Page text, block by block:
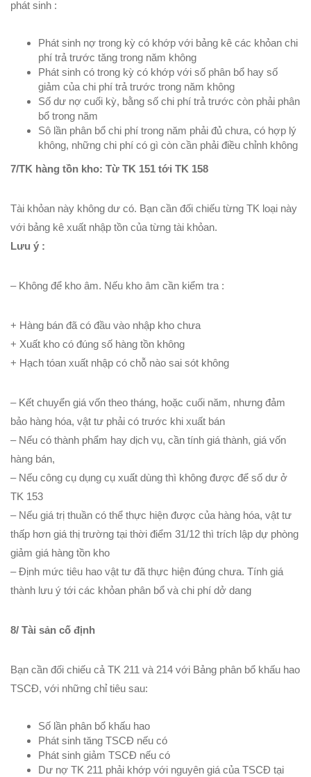
phát sinh :
Phát sinh nợ trong kỳ có khớp với bảng kê các khỏan chi
phí trả trước tăng trong năm không
Phát sinh có trong kỳ có khớp với số phân bổ hay số
giảm của chi phí trả trước trong năm không
Số dư nợ cuối kỳ, bằng số chi phí trả trước còn phải phân
bổ trong năm
Sô lần phân bổ chi phí trong năm phải đủ chưa, có hợp lý
không, những chi phí có gì còn cần phải điều chỉnh không
7/TK hàng tồn kho: Từ TK 151 tới TK 158
Tài khỏan này không dư có. Bạn cần đối chiếu từng TK loại này
với bảng kê xuất nhập tồn của từng tài khỏan.
Lưu ý :
– Không để kho âm. Nếu kho âm cần kiểm tra :
+ Hàng bán đã có đầu vào nhập kho chưa
+ Xuất kho có đúng số hàng tồn không
+ Hạch tóan xuất nhập có chỗ nào sai sót không
– Kết chuyển giá vốn theo tháng, hoặc cuối năm, nhưng đảm
bảo hàng hóa, vật tư phải có trước khi xuất bán
– Nếu có thành phẩm hay dịch vụ, cần tính giá thành, giá vốn
hàng bán,
– Nếu công cụ dụng cụ xuất dùng thì không được để số dư ở
TK 153
– Nếu giá trị thuần có thể thực hiện được của hàng hóa, vật tư
thấp hơn giá thị trường tại thời điểm 31/12 thì trích lập dự phòng
giảm giá hàng tồn kho
– Định mức tiêu hao vật tư đã thực hiện đúng chưa. Tính giá
thành lưu ý tới các khỏan phân bổ và chi phí dở dang
8/ Tài sản cố định
Bạn cần đối chiếu cả TK 211 và 214 với Bảng phân bổ khấu hao
TSCĐ, với những chỉ tiêu sau:
Số lần phân bổ khấu hao
Phát sinh tăng TSCĐ nếu có
Phát sinh giảm TSCĐ nếu có
Dư nợ TK 211 phải khớp với nguyên giá của TSCĐ tại